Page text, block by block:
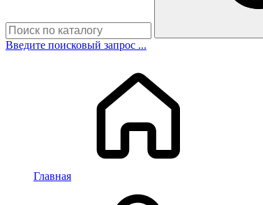
Введите поисковый запрос ...
Главная